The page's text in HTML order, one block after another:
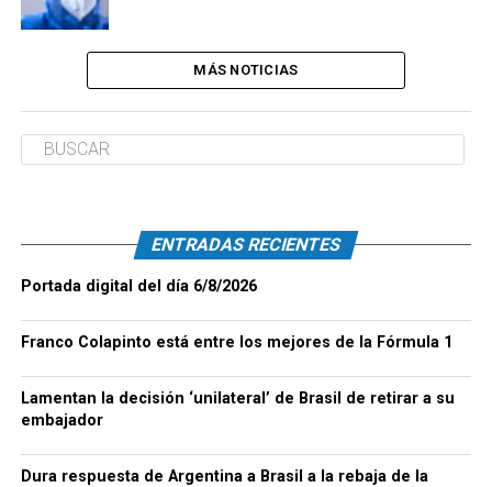
MÁS NOTICIAS
ENTRADAS RECIENTES
Portada digital del día 6/8/2026
Franco Colapinto está entre los mejores de la Fórmula 1
Lamentan la decisión ‘unilateral’ de Brasil de retirar a su
embajador
Dura respuesta de Argentina a Brasil a la rebaja de la